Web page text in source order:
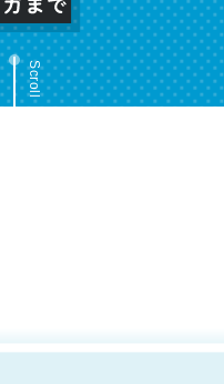
Scroll
Go. Then Covid hit. Shit.
トバー